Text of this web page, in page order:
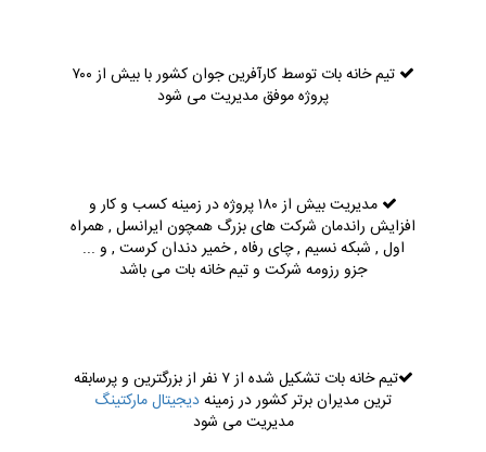
تیم خانه بات توسط کارآفرین جوان کشور با بیش از ۷۰۰
پروژه موفق مدیریت می شود
مدیریت بیش از ۱۸۰ پروژه در زمینه کسب و کار و
افزایش راندمان شرکت های بزرگ همچون ایرانسل , همراه
اول , شبکه نسیم , چای رفاه , خمیر دندان کرست , و ...
جزو رزومه شرکت و تیم خانه بات می باشد
تیم خانه بات تشکیل شده از ۷ نفر از بزرگترین و پرسابقه
ترین مدیران برتر کشور در زمینهدیجیتال مارکتینگ
مدیریت می شود